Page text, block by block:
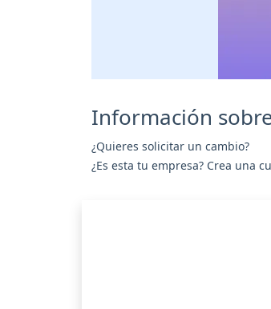
Información
¿Quieres solicitar un cambio?
¿Es esta tu empresa? Crea una